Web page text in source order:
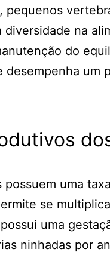
pequenos
diversidade na
do
desempenha um
uma
se
uma
ninhadas por